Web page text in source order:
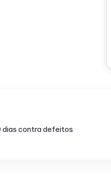
dias contra defeitos